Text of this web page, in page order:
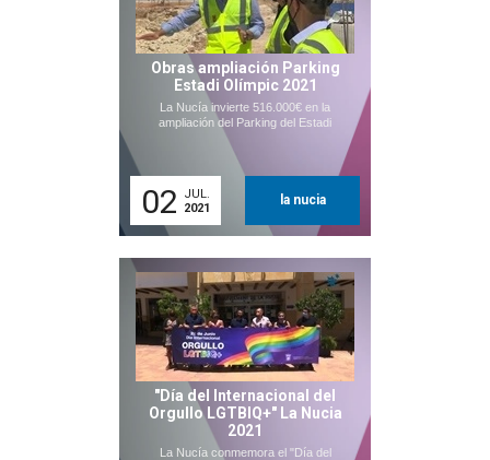
Obras ampliación Parking
Estadi Olímpic 2021
La Nucía invierte 516.000€ en la
ampliación del Parking del Estadi
02
JUL.
2021
la nucia
"Día del Internacional del
Orgullo LGTBIQ+" La Nucia
2021
La Nucía conmemora el "Día del